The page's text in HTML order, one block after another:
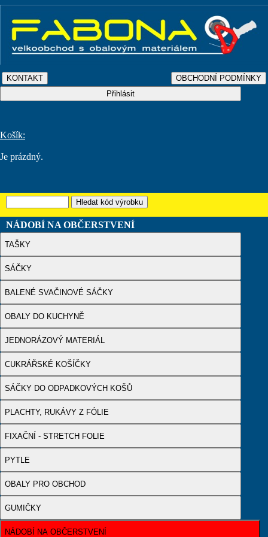
Košík:
Je prázdný.
NÁDOBÍ NA OBČERSTVENÍ
TAŠKY
SÁČKY
BALENÉ SVAČINOVÉ SÁČKY
OBALY DO KUCHYNĚ
JEDNORÁZOVÝ MATERIÁL
CUKRÁŘSKÉ KOŠÍČKY
SÁČKY DO ODPADKOVÝCH KOŠŮ
PLACHTY, RUKÁVY Z FÓLIE
FIXAČNÍ - STRETCH FOLIE
PYTLE
OBALY PRO OBCHOD
GUMIČKY
NÁDOBÍ NA OBČERSTVENÍ